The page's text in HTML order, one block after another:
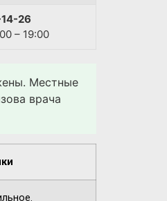
26
– 19:00
Местные
врача